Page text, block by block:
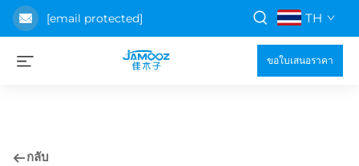
[email protected] TH
ขอใบเสนอราคา
กลับ